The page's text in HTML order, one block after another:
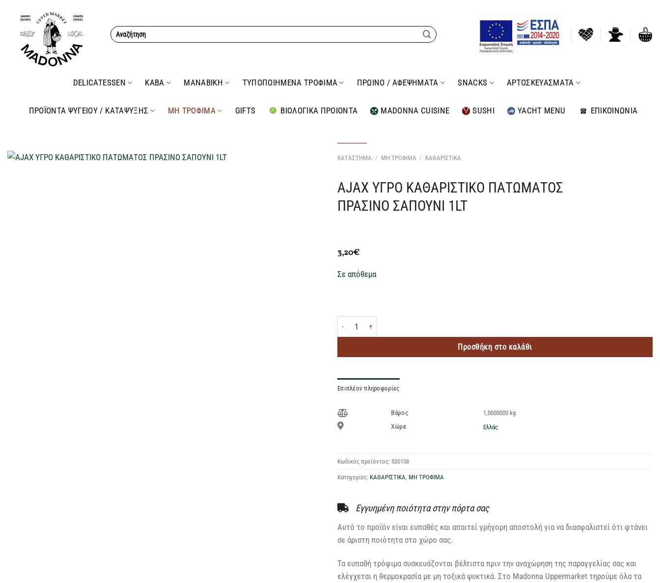
περιεχόμενο
Αναζήτηση
για:
DELICATESSEN ΚΑΒΑ ΜΑΝΑΒΙΚΗ ΤΥΠΟΠΟΙΗΜΕΝΑ ΤΡΟΦΙΜΑ ΠΡΩΙΝΟ / ΑΦΕΨΗΜΑΤΑ SNACKS ΑΡΤΟΣΚΕΥΑΣΜΑΤΑ
ΠΡΟΪΟΝΤΑ ΨΥΓΕΙΟΥ / ΚΑΤΑΨΥΞΗΣ ΜΗ ΤΡΟΦΙΜΑ GIFTS ΒΙΟΛΟΓΙΚΑ ΠΡΟΙΟΝΤΑ MADONNA CUISINE SUSHI YACHT MENU ΕΠΙΚΟΙΝΩΝΙΑ
ΚΑΤΑΣΤΗΜΑ / ΜΗ ΤΡΟΦΙΜΑ / ΚΑΘΑΡΙΣΤΙΚΑ
AJAX ΥΓΡΟ ΚΑΘΑΡΙΣΤΙΚΟ ΠΑΤΩΜΑΤΟΣ
ΠΡΑΣΙΝΟ ΣΑΠΟΥΝΙ 1LT
3,20€
Σε απόθεμα
AJAX ΥΓΡΟ ΚΑΘΑΡΙΣΤΙΚΟ ΠΑΤΩΜΑΤΟΣ ΠΡΑΣΙΝΟ ΣΑΠΟΥΝΙ 1LT ποσότητα
Προσθήκη στο καλάθι
Επιπλέον πληροφορίες
Βάρος
1,0000000 kg
Χώρα
Ελλάς
Κωδικός προϊόντος: 530158
Κατηγορίες: ΚΑΘΑΡΙΣΤΙΚΑ ΜΗ ΤΡΟΦΙΜΑ
Εγγυημένη ποιότητα στην πόρτα σας
Αυτό το προϊόν είναι ευπαθές και απαιτεί γρήγορη αποστολή για να διασφαλιστεί ότι φτάνει
σε άριστη ποιότητα στο χώρο σας.
Τα ευπαθή τρόφιμα συσκευάζονται βέλτιστα πριν την αναχώρηση της παραγγελίας σας και
ελέγχεται η θερμοκρασία με μη τοξικά ψυκτικά. Στο Madonna Uppermarket τηρούμε όλα τα